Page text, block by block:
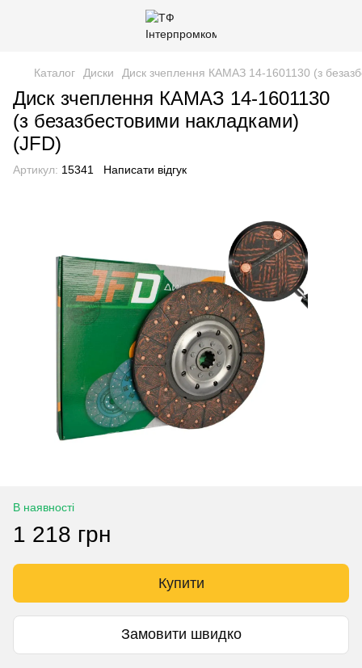
Каталог Диски Диск зчеплення КАМАЗ 14-1601130 (з
Диск зчеплення КАМАЗ 14-1601130
(з безазбестовими накладками)
(JFD)
Артикул: 15341 Написати відгук
В наявності
1 218 грн
Купити
Замовити швидко